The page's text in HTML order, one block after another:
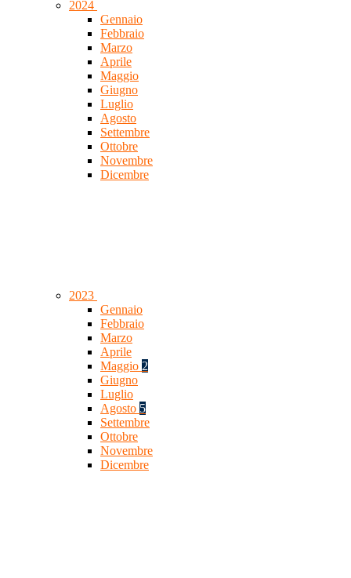
2024
Gennaio
Febbraio
Marzo
Aprile
Maggio
Giugno
Luglio
Agosto
Settembre
Ottobre
Novembre
Dicembre
2023
Gennaio
Febbraio
Marzo
Aprile
Maggio 2
Giugno
Luglio
Agosto 5
Settembre
Ottobre
Novembre
Dicembre